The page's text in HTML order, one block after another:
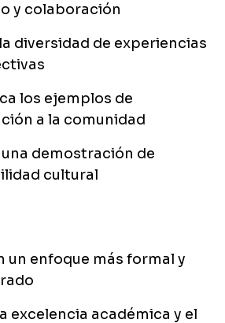
y colaboración
diversidad de experiencias
los ejemplos de
a la comunidad
una demostración de
cultural
un enfoque más formal y
excelencia académica y el